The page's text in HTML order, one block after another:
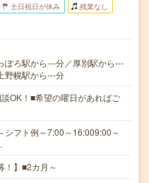
土日祝日が休み 残業なし
ぽろ駅から---分／厚別駅から---
野幌駅から---分
OK！■希望の曜日があればご
フト例～7:00～16:009:00～
！】■2カ月～